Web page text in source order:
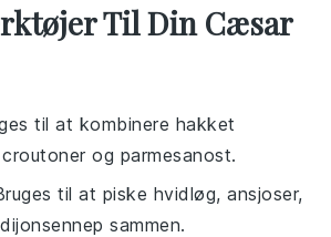
Til Din Cæsar
til at kombinere hakket
og parmesanost.
til at piske hvidløg, ansjoser,
sammen.